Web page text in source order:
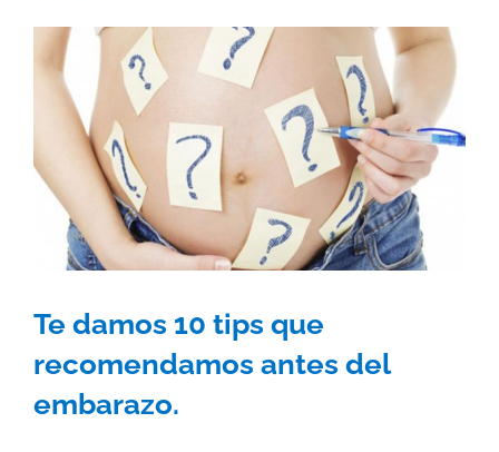
View
Larger
Image
Te damos 10 tips que
recomendamos antes del
embarazo.